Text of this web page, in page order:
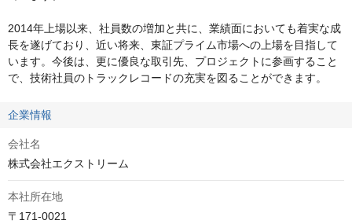
2014年上場以来、社員数の増加と共に、業績面においても着実な成
長を遂げており、近い将来、東証プライム市場への上場を目指して
います。今後は、更に優良な取引先、プロジェクトに参画すること
で、技術社員のトラックレコードの充実を図ることができます。
企業情報
会社名
株式会社エクストリーム
本社所在地
〒171-0021